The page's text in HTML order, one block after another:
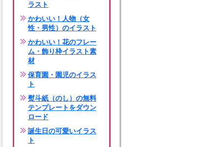
ラスト
かわいい！人物（女
性・男性）のイラスト
かわいい！花のフレー
ム・飾り枠イラスト素
材
保育園・園児のイラス
ト
熨斗紙（のし）の無料
テンプレートをダウン
ロード
誕生日の可愛いイラス
ト